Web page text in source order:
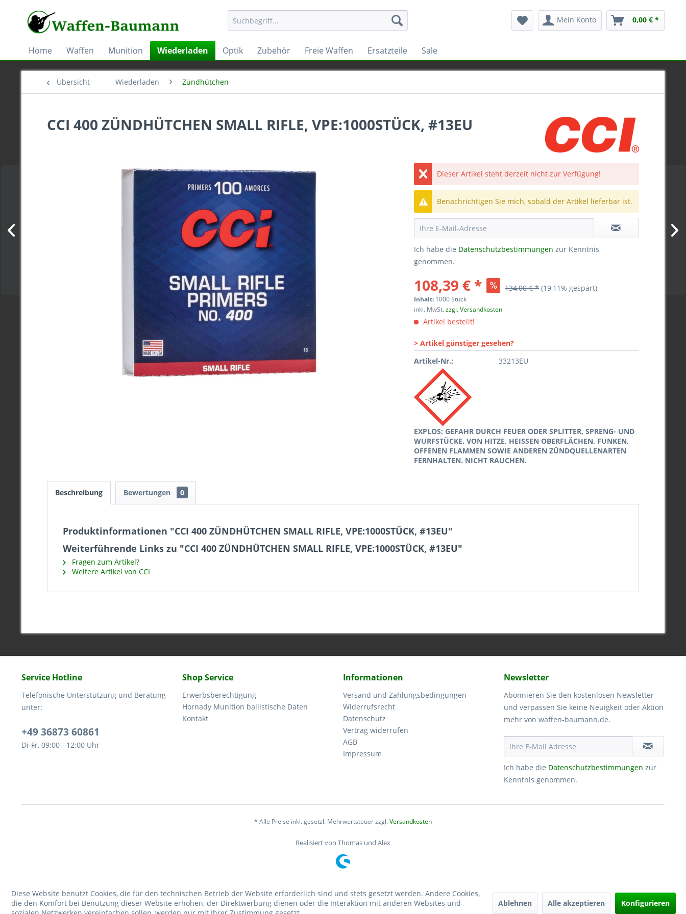
Mein Konto 0,00 € *
Home Waffen Munition Wiederladen Optik Zubehör Freie Waffen Ersatzteile Sale
Übersicht Wiederladen Zündhütchen
CCI 400 ZÜNDHÜTCHEN SMALL RIFLE, VPE:1000STÜCK, #13EU
Dieser Artikel steht derzeit nicht zur Verfügung!
Benachrichtigen Sie mich, sobald der Artikel lieferbar ist.
Ich habe die Datenschutzbestimmungen zur Kenntnis
genommen.
108,39 € * 134,00 € * (19,11% gespart)
Inhalt: 1000 Stück
inkl. MwSt.zzgl. Versandkosten
Artikel bestellt!
> Artikel günstiger gesehen?
Artikel-Nr.:
33213EU
EXPLOS: GEFAHR DURCH FEUER ODER SPLITTER, SPRENG- UND
WURFSTÜCKE. VON HITZE, HEISSEN OBERFLÄCHEN, FUNKEN,
OFFENEN FLAMMEN SOWIE ANDEREN ZÜNDQUELLENARTEN
FERNHALTEN. NICHT RAUCHEN.
Beschreibung Bewertungen 0
Produktinformationen "CCI 400 ZÜNDHÜTCHEN SMALL RIFLE, VPE:1000STÜCK, #13EU"
Weiterführende Links zu "CCI 400 ZÜNDHÜTCHEN SMALL RIFLE, VPE:1000STÜCK, #13EU"
Fragen zum Artikel?
Weitere Artikel von CCI
Service Hotline
Telefonische Unterstützung und Beratung
unter:
+49 36873 60861
Di-Fr, 09:00 - 12:00 Uhr
Shop Service
Erwerbsberechtigung
Hornady Munition ballistische Daten
Kontakt
Informationen
Versand und Zahlungsbedingungen
Widerrufsrecht
Datenschutz
Vertrag widerrufen
AGB
Impressum
Newsletter
Abonnieren Sie den kostenlosen Newsletter
und verpassen Sie keine Neuigkeit oder Aktion
mehr von waffen-baumann.de.
Ich habe die Datenschutzbestimmungen zur
Kenntnis genommen.
* Alle Preise inkl. gesetzl. Mehrwertsteuer zzgl.Versandkosten
Realisiert von Thomas und Alex
Diese Website benutzt Cookies, die für den technischen Betrieb der Website erforderlich sind und stets gesetzt werden. Andere Cookies,
die den Komfort bei Benutzung dieser Website erhöhen, der Direktwerbung dienen oder die Interaktion mit anderen Websites und
Ablehnen Alle akzeptieren Konfigurieren